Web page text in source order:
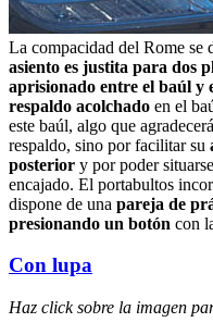
La compacidad del Rome se
asiento es justita para dos
aprisionado entre el baúl y
respaldo acolchado en el
este baúl, algo que
respaldo, sino por facilitar su
posterior y por poder
encajado. El portabultos
dispone de una pareja de
presionando un botón con
Con lupa
Haz click sobre la imagen